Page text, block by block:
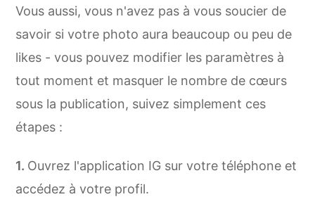
Vous aussi, vous n'avez pas à vous soucier de
savoir si votre photo aura beaucoup ou peu de
likes - vous pouvez modifier les paramètres à
tout moment et masquer le nombre de cœurs
sous la publication, suivez simplement ces
étapes :
Ouvrez l'application IG sur votre téléphone et
accédez à votre profil.